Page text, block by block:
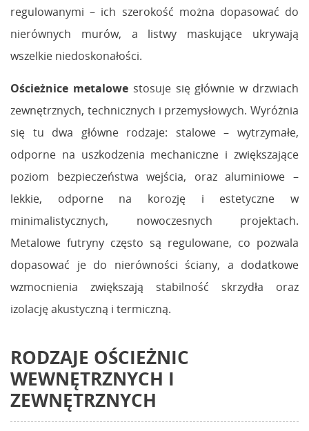
regulowanymi – ich szerokość można dopasować do
nierównych murów, a listwy maskujące ukrywają
wszelkie niedoskonałości.
Ościeżnice metalowestosuje się głównie w drzwiach
zewnętrznych, technicznych i przemysłowych. Wyróżnia
się tu dwa główne rodzaje: stalowe – wytrzymałe,
odporne na uszkodzenia mechaniczne i zwiększające
poziom bezpieczeństwa wejścia, oraz aluminiowe –
lekkie, odporne na korozję i estetyczne w
minimalistycznych, nowoczesnych projektach.
Metalowe futryny często są regulowane, co pozwala
dopasować je do nierówności ściany, a dodatkowe
wzmocnienia zwiększają stabilność skrzydła oraz
izolację akustyczną i termiczną.
RODZAJE OŚCIEŻNIC
WEWNĘTRZNYCH I
ZEWNĘTRZNYCH